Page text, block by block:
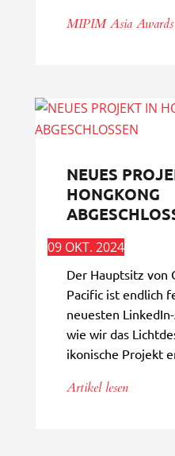
MIPIM Asia
NEUES
HONGKONG
09 OKT. 2024
Der Hauptsitz von
Pacific ist endlich
neuesten
wie wir das
ikonische Projekt
Artikel lesen